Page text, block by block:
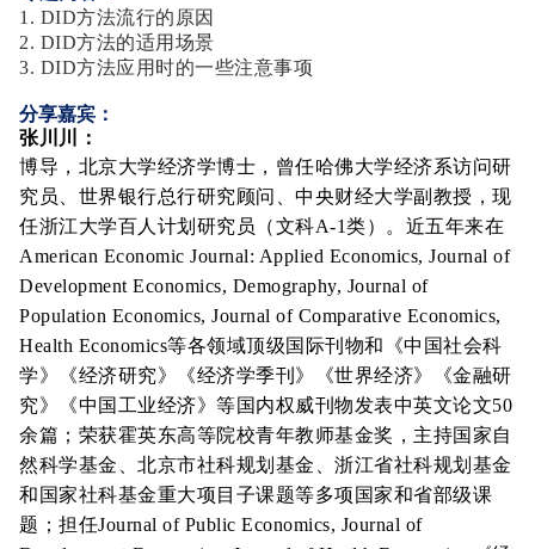
1. DID方法流行的原因
2. DID方法的适用场景
3. DID方法应用时的一些注意事项
分享嘉宾：
张川川：
博导，北京大学经济学博士，曾任哈佛大学经济系访问研
究员、世界银行总行研究顾问、中央财经大学副教授，现
任浙江大学百人计划研究员（文科A-1类）。近五年来在
American Economic Journal: Applied Economics, Journal of
Development Economics, Demography, Journal of
Population Economics, Journal of Comparative Economics,
Health Economics等各领域顶级国际刊物和《中国社会科
学》《经济研究》《经济学季刊》《世界经济》《金融研
究》《中国工业经济》等国内权威刊物发表中英文论文50
余篇；荣获霍英东高等院校青年教师基金奖，主持国家自
然科学基金、北京市社科规划基金、浙江省社科规划基金
和国家社科基金重大项目子课题等多项国家和省部级课
题；担任Journal of Public Economics, Journal of